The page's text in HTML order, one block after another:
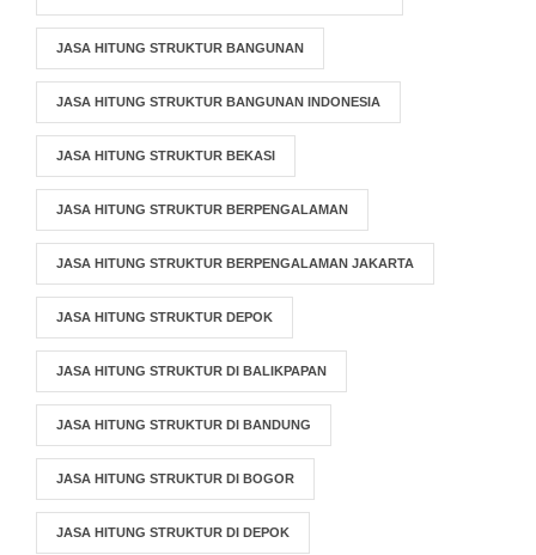
JASA HITUNG STRUKTUR BANGUNAN
JASA HITUNG STRUKTUR BANGUNAN INDONESIA
JASA HITUNG STRUKTUR BEKASI
JASA HITUNG STRUKTUR BERPENGALAMAN
JASA HITUNG STRUKTUR BERPENGALAMAN JAKARTA
JASA HITUNG STRUKTUR DEPOK
JASA HITUNG STRUKTUR DI BALIKPAPAN
JASA HITUNG STRUKTUR DI BANDUNG
JASA HITUNG STRUKTUR DI BOGOR
JASA HITUNG STRUKTUR DI DEPOK